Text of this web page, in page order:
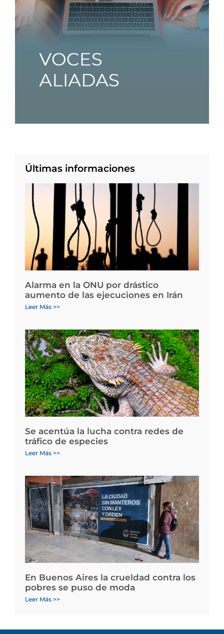
Últimas informaciones
Alarma en la ONU por drástico
aumento de las ejecuciones en Irán
Leer Más >>
Se acentúa la lucha contra redes de
tráfico de especies
Leer Más >>
En Buenos Aires la crueldad contra los
pobres se puso de moda
Leer Más >>